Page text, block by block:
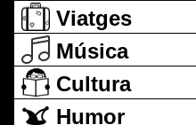
Viatges
Música
Cultura
Humor